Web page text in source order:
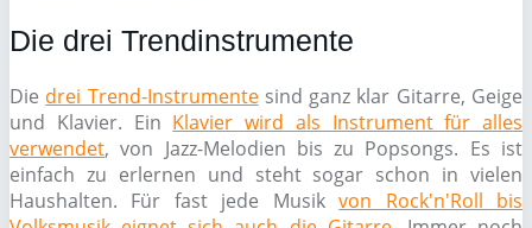
Die drei Trendinstrumente
Die drei Trend-Instrumentesind ganz klar Gitarre, Geige
und Klavier. Ein Klavier wird als Instrument für alles
verwendet, von Jazz-Melodien bis zu Popsongs. Es ist
einfach zu erlernen und steht sogar schon in vielen
Haushalten. Für fast jede Musikvon Rock'n'Roll bis